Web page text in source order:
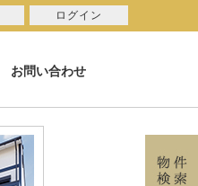
お問い合わせ
ログイン